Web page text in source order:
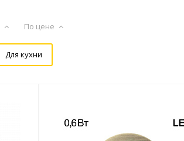
По цене
Для кухни